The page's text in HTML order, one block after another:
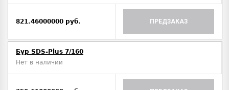
821.46000000 руб. ПРЕДЗАКАЗ
Бур SDS-Plus 7/160
Нет в наличии